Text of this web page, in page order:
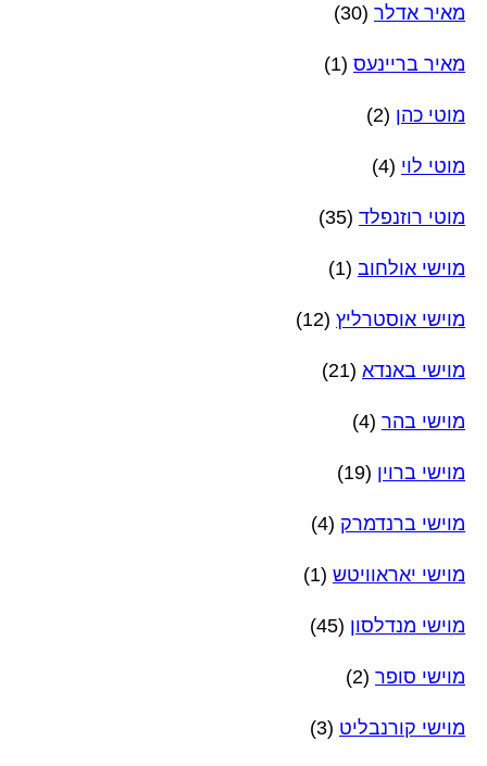
מאיר אדלר (30)
מאיר בריינעס (1)
מוטי כהן (2)
מוטי לוי (4)
מוטי רוזנפלד (35)
מוישי אולחוב (1)
מוישי אוסטרליץ (12)
מוישי באנדא (21)
מוישי בהר (4)
מוישי ברוין (19)
מוישי ברנדמרק (4)
מוישי יאראוויטש (1)
מוישי מנדלסון (45)
מוישי סופר (2)
מוישי קורנבליט (3)